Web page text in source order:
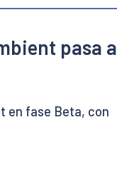
pasa a
en fase Beta, con